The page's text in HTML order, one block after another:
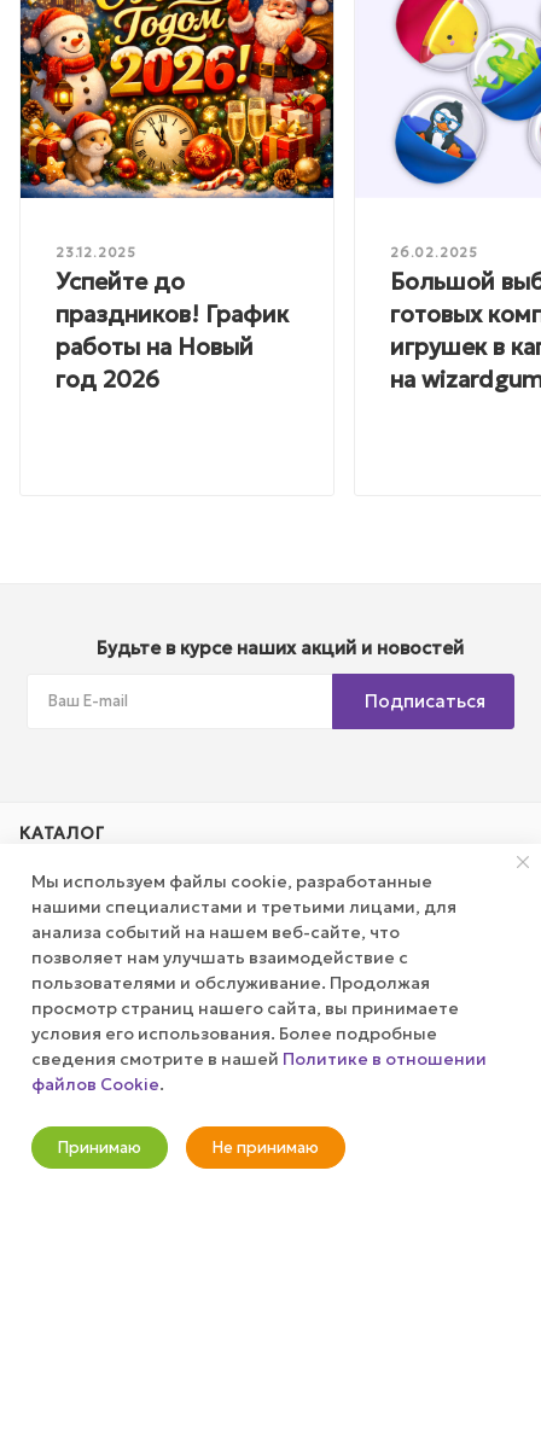
23.12.2025
Успейте до
праздников! График
работы на Новый
год 2026
26.02.2025
Большой
готовых
игрушек в
на
Будьте в курсе наших акций и новостей
Подписаться
КАТАЛОГ
КОМПАНИЯ
ПУБЛИЧНАЯ ОФЕРТА
КАК СДЕЛАТЬ ЗАКАЗ?
+7 (800) 100-37-51
Мы используем файлы cookie, разработанные
нашими специалистами и третьими лицами, для
анализа событий на нашем веб-сайте, что
позволяет нам улучшать взаимодействие с
пользователями и обслуживание. Продолжая
просмотр страниц нашего сайта, вы принимаете
условия его использования. Более подробные
сведения смотрите в нашей Политике в отношении
файлов Cookie.
Принимаю Не принимаю